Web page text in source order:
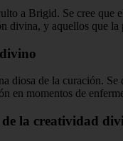
a Brigid. Se cree que
divina, y aquellos que
diosa de la curación.
en momentos de
la creatividad